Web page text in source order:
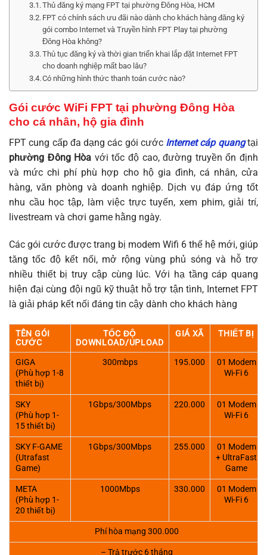
Thủ đăng ký mạng FPT tại phường Đông Hòa, HCM
FPT có chính sách ưu đãi nào dành cho khách hàng đăng ký
gói combo Internet và Truyền hình FPT Play tại phường
Đông Hòa không?
Thủ tục đăng ký và thời gian triển khai lắp đặt Internet FPT
cho doanh nghiệp mất bao lâu?
Có những hình thức thanh toán cước nào?
Gói cước WiFi FPT tại phường Đông Hòa
cho cá nhân, hộ gia đình
FPT cung cấp đa dạng các gói cước Internet cáp quangtại
phường Đông Hòa với tốc độ cao, đường truyền ổn định
và mức chi phí phù hợp cho hộ gia đình, cá nhân, cửa
hàng, văn phòng và doanh nghiệp. Dịch vụ đáp ứng tốt
nhu cầu học tập, làm việc trực tuyến, xem phim, giải trí,
livestream và chơi game hằng ngày.
Các gói cước được trang bị modem Wifi 6 thế hệ mới, giúp
tăng tốc độ kết nối, mở rộng vùng phủ sóng và hỗ trợ
nhiều thiết bị truy cập cùng lúc. Với hạ tầng cáp quang
hiện đại cùng đội ngũ kỹ thuật hỗ trợ tận tình, Internet FPT
là giải pháp kết nối đáng tin cậy dành cho khách hàng
TÊN GÓI
CƯỚC
TỐC ĐỘ
DOWNLOAD/UPLOAD
GIÁ XÃ THIẾT BỊ
GIGA
(Phù hợp 1-8
thiết bị)
300mbps 195.000
01 Modem
Wi-Fi 6
SKY
(Phù hợp 1-
15 thiết bị)
1Gbps/300Mbps 220.000
01 Modem
Wi-Fi 6
SKY F-GAME
(Utrafast
Game)
1Gbps/300Mbps 255.000
01 Modem
+ UltraFast
Game
META
(Phù hợp 1-
20 thiết bị)
1000Mbps 330.000
01 Modem
Wi-Fi 6
Phí hòa mạng 300.000
– Trả trước 6 tháng